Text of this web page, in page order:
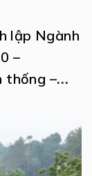
lập Ngành
thống –